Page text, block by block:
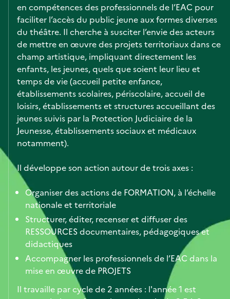
en compétences des professionnels de l’EAC pour
faciliter l’accès du public jeune aux formes diverses
du théâtre. Il cherche à susciter l’envie des acteurs
de mettre en œuvre des projets territoriaux dans ce
champ artistique, impliquant directement les
enfants, les jeunes, quels que soient leur lieu et
temps de vie (accueil petite enfance,
établissements scolaires, périscolaire, accueil de
loisirs, établissements et structures accueillant des
jeunes suivis par la Protection Judiciaire de la
Jeunesse, établissements sociaux et médicaux
notamment).
Il développe son action autour de trois axes :
Organiser des actions de FORMATION, à l’échelle
nationale et territoriale
Structurer, éditer, recenser et diffuser des
RESSOURCES documentaires, pédagogiques et
didactiques
Accompagner les professionnels de l’EAC dans la
mise en œuvre de PROJETS
Il travaille par cycle de 2 années : l'année 1 est